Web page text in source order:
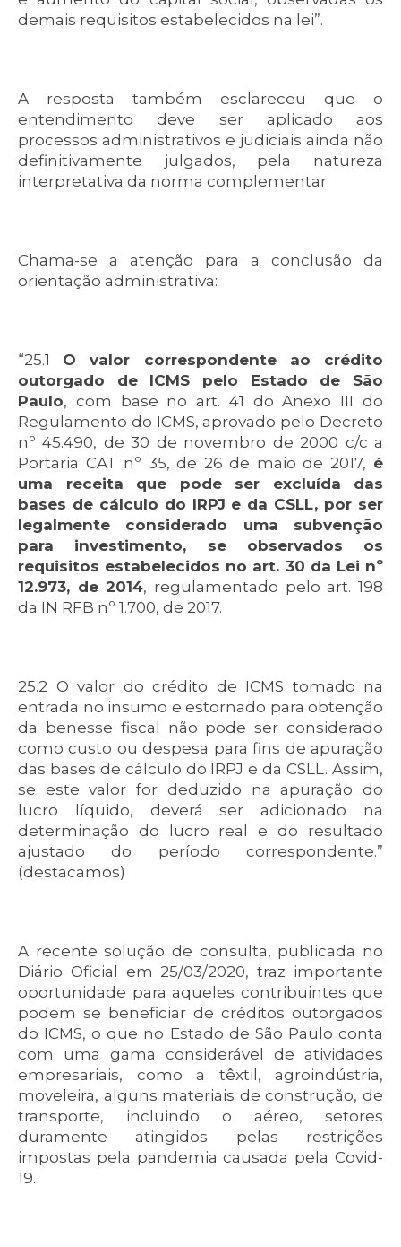
demais requisitos estabelecidos na lei”.
A resposta também esclareceu que o
entendimento deve ser aplicado aos
processos administrativos e judiciais ainda não
definitivamente julgados, pela natureza
interpretativa da norma complementar.
Chama-se a atenção para a conclusão da
orientação administrativa:
“25.1 O valor correspondente ao crédito
outorgado de ICMS pelo Estado de São
Paulo, com base no art. 41 do Anexo III do
Regulamento do ICMS, aprovado pelo Decreto
nº 45.490, de 30 de novembro de 2000 c/c a
Portaria CAT nº 35, de 26 de maio de 2017, é
uma receita que pode ser excluída das
bases de cálculo do IRPJ e da CSLL, por ser
legalmente considerado uma subvenção
para investimento, se observados os
requisitos estabelecidos no art. 30 da Lei nº
12.973, de 2014, regulamentado pelo art. 198
da IN RFB nº 1.700, de 2017.
25.2 O valor do crédito de ICMS tomado na
entrada no insumo e estornado para obtenção
da benesse fiscal não pode ser considerado
como custo ou despesa para fins de apuração
das bases de cálculo do IRPJ e da CSLL. Assim,
se este valor for deduzido na apuração do
lucro líquido, deverá ser adicionado na
determinação do lucro real e do resultado
ajustado do período correspondente.”
(destacamos)
A recente solução de consulta, publicada no
Diário Oficial em 25/03/2020, traz importante
oportunidade para aqueles contribuintes que
podem se beneficiar de créditos outorgados
do ICMS, o que no Estado de São Paulo conta
com uma gama considerável de atividades
empresariais, como a têxtil, agroindústria,
moveleira, alguns materiais de construção, de
transporte, incluindo o aéreo, setores
duramente atingidos pelas restrições
impostas pela pandemia causada pela Covid-
19.